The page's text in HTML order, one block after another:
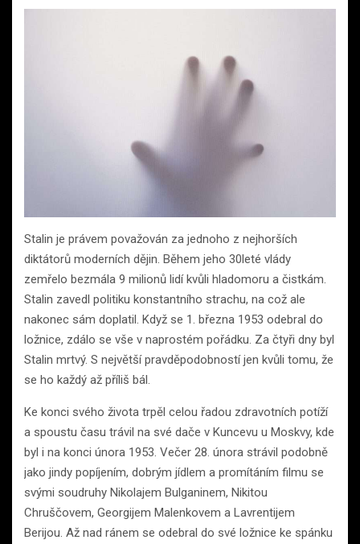
Stalin je právem považován za jednoho z nejhorších
diktátorů moderních dějin. Během jeho 30leté vlády
zemřelo bezmála 9 milionů lidí kvůli hladomoru a čistkám.
Stalin zavedl politiku konstantního strachu, na což ale
nakonec sám doplatil. Když se 1. března 1953 odebral do
ložnice, zdálo se vše v naprostém pořádku. Za čtyři dny byl
Stalin mrtvý. S největší pravděpodobností jen kvůli tomu, že
se ho každý až příliš bál.
Ke konci svého života trpěl celou řadou zdravotních potíží
a spoustu času trávil na své dače v Kuncevu u Moskvy, kde
byl i na konci února 1953. Večer 28. února strávil podobně
jako jindy popíjením, dobrým jídlem a promítáním filmu se
svými soudruhy Nikolajem Bulganinem, Nikitou
Chruščovem, Georgijem Malenkovem a Lavrentijem
Berijou. Až nad ránem se odebral do své ložnice ke spánku